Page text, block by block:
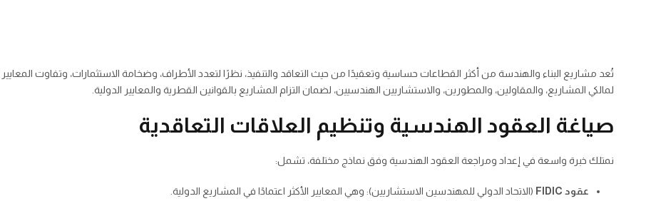
تُعد مشاريع البناء والهندسة من أكثر القطاعات حساسية وتعقيدًا من حيث التعاقد والتنفيذ، نظرًا لتعدد الأطراف، وضخامة الاستثمارات، وتفاوت المعايير
لمالكي المشاريع، والمقاولين، والمطورين، والاستشاريين الهندسيين، لضمان التزام المشاريع بالقوانين القطرية والمعايير الدولية.
صياغة العقود الهندسية وتنظيم العلاقات التعاقدية
نمتلك خبرة واسعة في إعداد ومراجعة العقود الهندسية وفق نماذج مختلفة، تشمل:
عقود FIDIC
(الاتحاد الدولي للمهندسين الاستشاريين): وهي المعايير الأكثر اعتمادًا في المشاريع الدولية.